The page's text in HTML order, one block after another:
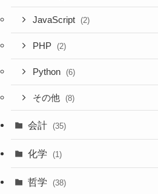
JavaScript (2)
PHP (2)
Python (6)
その他 (8)
会計 (35)
化学 (1)
哲学 (38)